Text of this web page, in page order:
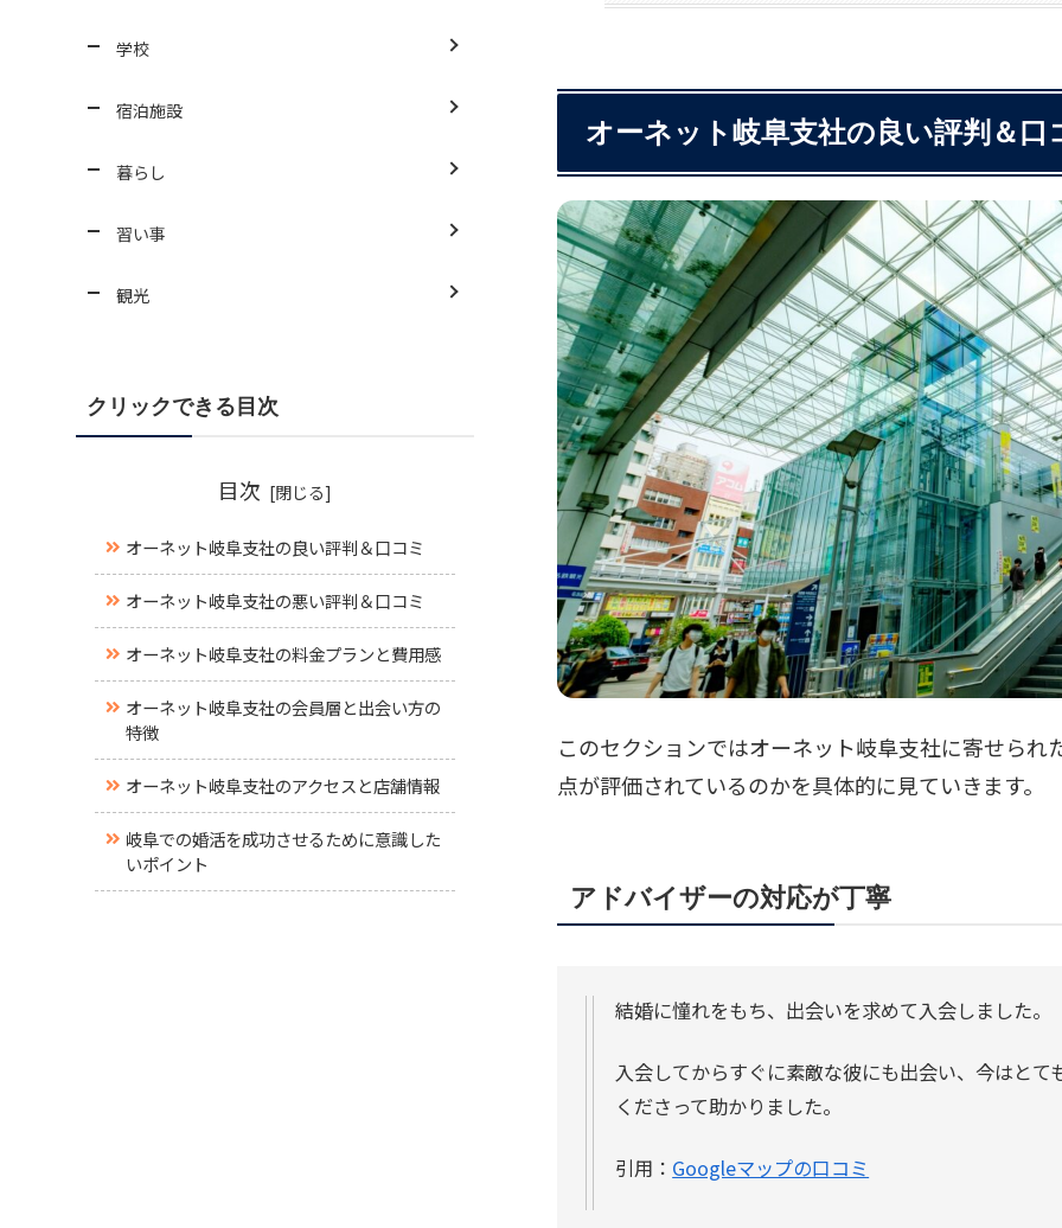
オーネット岐阜支社の良い評判＆口
このセクションではオーネット岐阜支社に寄せら
点が評価されているのかを具体的に見ていきます。
アドバイザーの対応が丁寧
結婚に憧れをもち、出会いを求めて入会しました。
入会してからすぐに素敵な彼にも出会い、今はと
くださって助かりました。
引用： Googleマップの口コミ
学校
宿泊施設
暮らし
習い事
観光
クリックできる目次
目次
オーネット岐阜支社の良い評判＆口コミ
オーネット岐阜支社の悪い評判＆口コミ
オーネット岐阜支社の料金プランと費用感
オーネット岐阜支社の会員層と出会い方の
特徴
オーネット岐阜支社のアクセスと店舗情報
岐阜での婚活を成功させるために意識した
いポイント